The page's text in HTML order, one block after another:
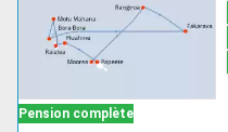
Pension complète